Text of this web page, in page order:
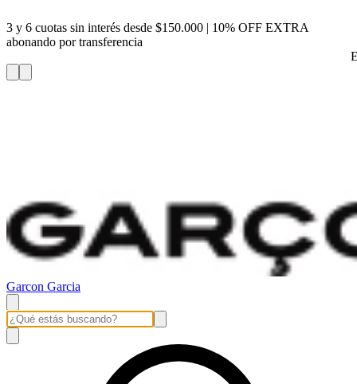
3 y 6 cuotas sin interés desde $150.000 | 10% OFF EXTRA
abonando por transferencia
Garcon Garcia